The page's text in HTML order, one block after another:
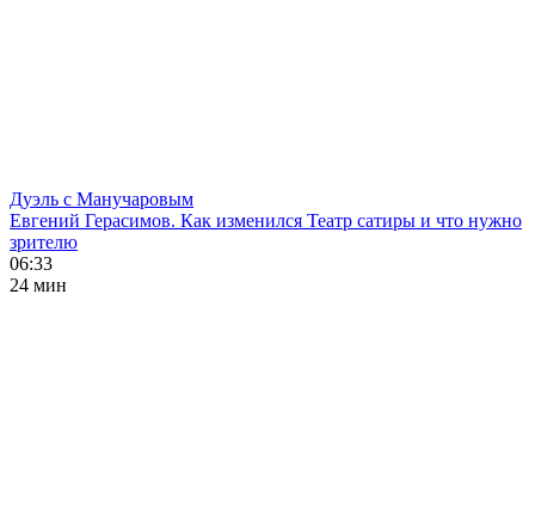
Дуэль с Манучаровым
Евгений Герасимов. Как изменился Театр сатиры и что нужно
зрителю
06:33
24 мин